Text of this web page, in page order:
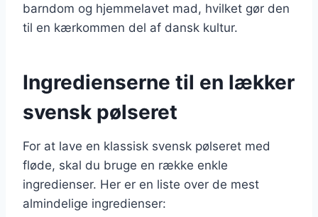
barndom og hjemmelavet mad, hvilket gør den
til en kærkommen del af dansk kultur.
Ingredienserne til en lækker
svensk pølseret
For at lave en klassisk svensk pølseret med
fløde, skal du bruge en række enkle
ingredienser. Her er en liste over de mest
almindelige ingredienser: